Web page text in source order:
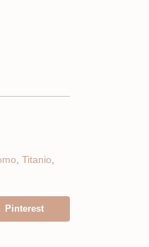
Titanio
Pinterest